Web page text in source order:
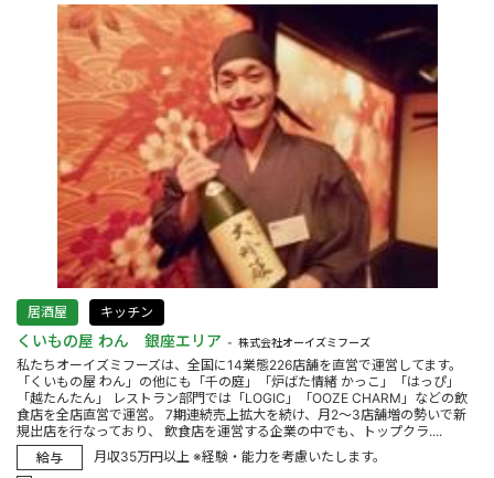
居酒屋 キッチン
くいもの屋 わん 銀座エリア 株式会社オーイズミフーズ
私たちオーイズミフーズは、全国に14業態226店舗を直営で運営してます。
「くいもの屋 わん」の他にも「千の庭」「炉ばた情緒 かっこ」「はっぴ」
「越たんたん」 レストラン部門では「LOGIC」「OOZE CHARM」などの飲
食店を全店直営で運営。 7期連続売上拡大を続け、月2～3店舗増の勢いで新
規出店を行なっており、 飲食店を運営する企業の中でも、トップクラ....
給与
月収35万円以上 ※経験・能力を考慮いたします。